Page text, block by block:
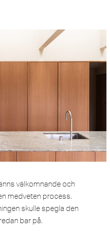
välkomnande och
medveten process.
skulle spegla den
bar på.